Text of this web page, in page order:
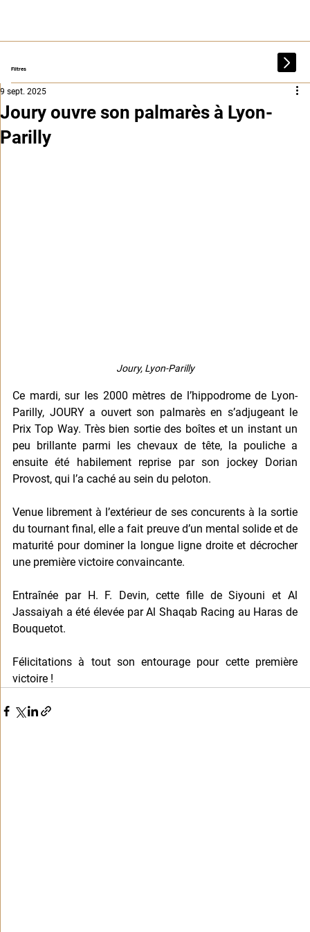
Filtres
Joury ouvre son palmarès à Lyon-
Parilly
9 sept. 2025
Joury, Lyon-Parilly
Ce mardi, sur les 2000 mètres de l’hippodrome de Lyon-
Parilly, JOURY a ouvert son palmarès en s’adjugeant le
Prix Top Way. Très bien sortie des boîtes et un instant un
peu brillante parmi les chevaux de tête, la pouliche a
ensuite été habilement reprise par son jockey Dorian
Provost, qui l’a caché au sein du peloton.
Venue librement à l’extérieur de ses concurents à la sortie
du tournant final, elle a fait preuve d’un mental solide et de
maturité pour dominer la longue ligne droite et décrocher
une première victoire convaincante.
Entraînée par H. F. Devin, cette fille de Siyouni et Al
Jassaiyah a été élevée par Al Shaqab Racing au Haras de
Bouquetot.
Félicitations à tout son entourage pour cette première
victoire !